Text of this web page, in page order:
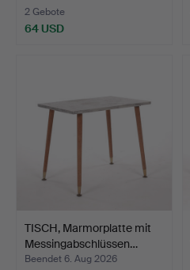
2 Gebote
64 USD
TISCH, Marmorplatte mit
Messingabschlüssen…
Beendet 6. Aug 2026